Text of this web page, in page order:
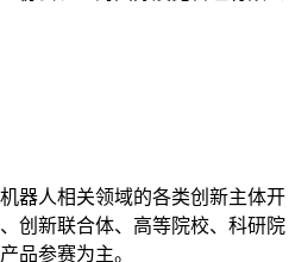
器人相关领域的各类创新主体开
创新联合体、高等院校、科研院
品参赛为主。